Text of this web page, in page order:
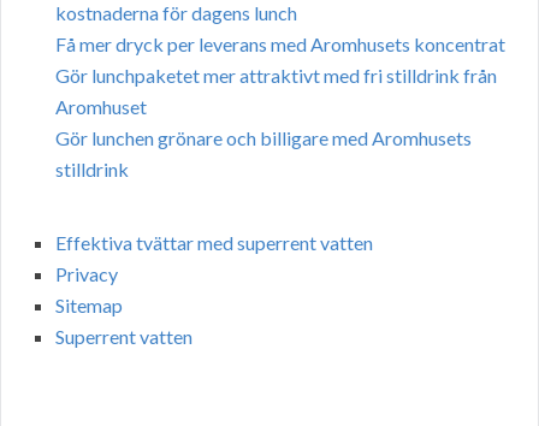
kostnaderna för dagens lunch
Få mer dryck per leverans med Aromhusets koncentrat
Gör lunchpaketet mer attraktivt med fri stilldrink från
Aromhuset
Gör lunchen grönare och billigare med Aromhusets
stilldrink
Effektiva tvättar med superrent vatten
Privacy
Sitemap
Superrent vatten